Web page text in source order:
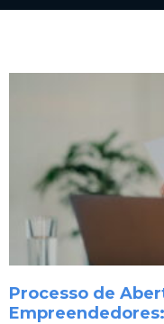
Processo de